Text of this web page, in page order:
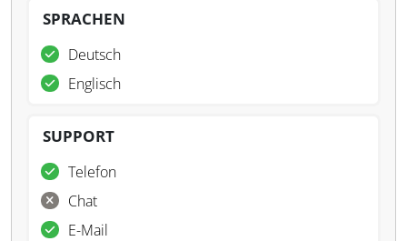
SPRACHEN
Deutsch
Englisch
SUPPORT
Telefon
Chat
E-Mail